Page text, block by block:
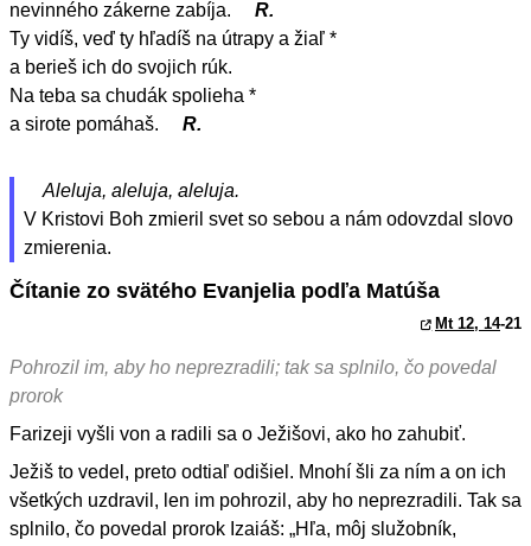
nevinného zákerne zabíja.
R.
Ty vidíš, veď ty hľadíš na útrapy a žiaľ *
a berieš ich do svojich rúk.
Na teba sa chudák spolieha *
a sirote pomáhaš.
R.
Aleluja, aleluja, aleluja.
V Kristovi Boh zmieril svet so sebou a nám odovzdal slovo
zmierenia.
Čítanie zo svätého Evanjelia podľa Matúša
Mt 12, 14-21
Pohrozil im, aby ho neprezradili; tak sa splnilo, čo povedal
prorok
Farizeji vyšli von a radili sa o Ježišovi, ako ho zahubiť.
Ježiš to vedel, preto odtiaľ odišiel. Mnohí šli za ním a on ich
všetkých uzdravil, len im pohrozil, aby ho neprezradili. Tak sa
splnilo, čo povedal prorok Izaiáš: „Hľa, môj služobník,